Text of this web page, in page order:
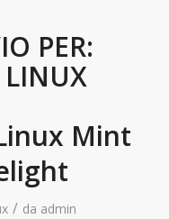
PER:
LINUX
Mint
/ da admin